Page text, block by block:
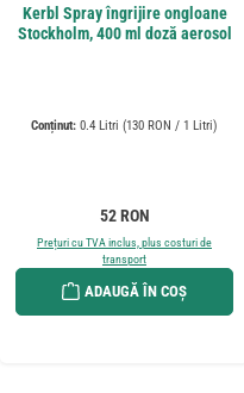
Kerbl Spray îngrijire ongloane
Stockholm, 400 ml doză aerosol
Conținut: 0.4 Litri (130 RON / 1 Litri)
Preț obișnuit:
52 RON
Prețuri cu TVA inclus, plus costuri de
transport
ADAUGĂ ÎN COȘ